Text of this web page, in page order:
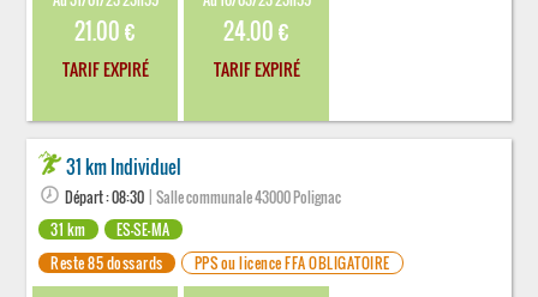
21.00 €
TARIF EXPIRÉ
24.00 €
TARIF EXPIRÉ
31 km Individuel
Départ : 08:30 | Salle communale 43000 Polignac
31 km
ES-SE-MA
Reste 85 dossards
PPS ou licence FFA OBLIGATOIRE